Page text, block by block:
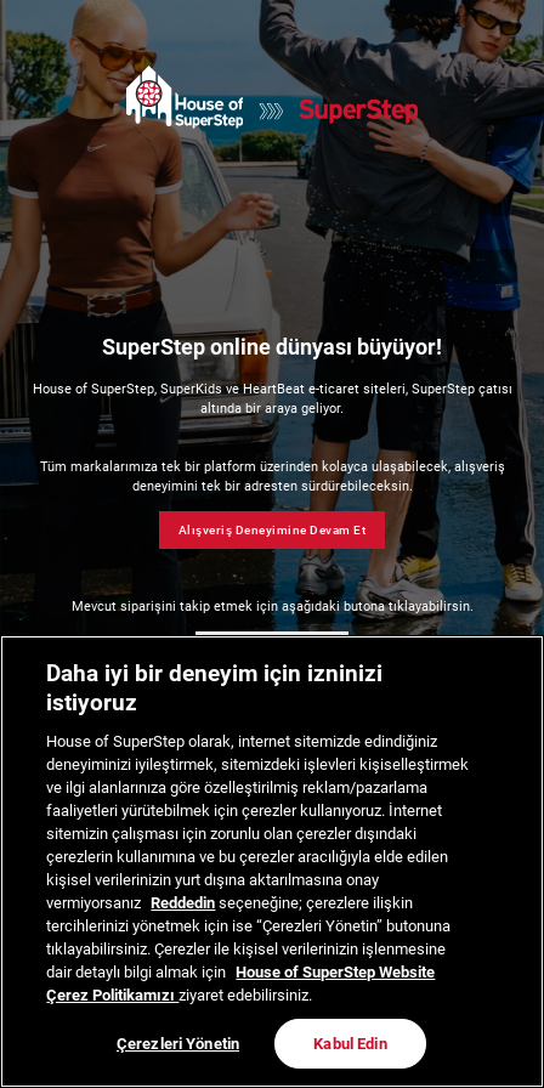
SuperStep online dünyası büyüyor!
House of SuperStep, SuperKids ve HeartBeat e-ticaret siteleri, SuperStep çatısı
altında bir araya geliyor.
Tüm markalarımıza tek bir platform üzerinden kolayca ulaşabilecek, alışveriş
deneyimini tek bir adresten sürdürebileceksin.
Alışveriş Deneyimine Devam Et
Mevcut siparişini takip etmek için aşağıdaki butona tıklayabilirsin.
Daha iyi bir deneyim için izninizi
istiyoruz
House of SuperStep olarak, internet sitemizde edindiğiniz
deneyiminizi iyileştirmek, sitemizdeki işlevleri kişiselleştirmek
ve ilgi alanlarınıza göre özelleştirilmiş reklam/pazarlama
faaliyetleri yürütebilmek için çerezler kullanıyoruz. İnternet
sitemizin çalışması için zorunlu olan çerezler dışındaki
çerezlerin kullanımına ve bu çerezler aracılığıyla elde edilen
kişisel verilerinizin yurt dışına aktarılmasına onay
vermiyorsanız Reddedin seçeneğine; çerezlere ilişkin
tercihlerinizi yönetmek için ise “Çerezleri Yönetin” butonuna
tıklayabilirsiniz. Çerezler ile kişisel verilerinizin işlenmesine
dair detaylı bilgi almak için House of SuperStep Website
Çerez Politikamızıziyaret edebilirsiniz.
Çerezleri Yönetin Kabul Edin